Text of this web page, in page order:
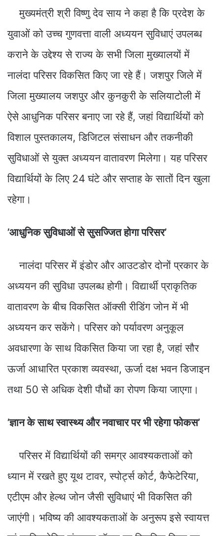
मुख्यमंत्री श्री विष्णु देव साय ने कहा है कि प्रदेश के
युवाओं को उच्च गुणवत्ता वाली अध्ययन सुविधाएं उपलब्ध
कराने के उद्देश्य से राज्य के सभी जिला मुख्यालयों में
नालंदा परिसर विकसित किए जा रहे हैं। जशपुर जिले में
जिला मुख्यालय जशपुर और कुनकुरी के सलियाटोली में
ऐसे आधुनिक परिसर बनाए जा रहे हैं, जहां विद्यार्थियों को
विशाल पुस्तकालय, डिजिटल संसाधन और तकनीकी
सुविधाओं से युक्त अध्ययन वातावरण मिलेगा। यह परिसर
विद्यार्थियों के लिए 24 घंटे और सप्ताह के सातों दिन खुला
रहेगा।
’आधुनिक सुविधाओं से सुसज्जित होगा परिसर’
नालंदा परिसर में इंडोर और आउटडोर दोनों प्रकार के
अध्ययन की सुविधा उपलब्ध होगी। विद्यार्थी प्राकृतिक
वातावरण के बीच विकसित ऑक्सी रीडिंग जोन में भी
अध्ययन कर सकेंगे। परिसर को पर्यावरण अनुकूल
अवधारणा के साथ विकसित किया जा रहा है, जहां सौर
ऊर्जा आधारित प्रकाश व्यवस्था, ऊर्जा दक्ष भवन डिजाइन
तथा 50 से अधिक देशी पौधों का रोपण किया जाएगा।
’ज्ञान के साथ स्वास्थ्य और नवाचार पर भी रहेगा फोकस’
परिसर में विद्यार्थियों की समग्र आवश्यकताओं को
ध्यान में रखते हुए यूथ टावर, स्पोर्ट्स कोर्ट, कैफेटेरिया,
एटीएम और हेल्थ जोन जैसी सुविधाएं भी विकसित की
जाएंगी। भविष्य की आवश्यकताओं के अनुरूप इसे स्वायत्त